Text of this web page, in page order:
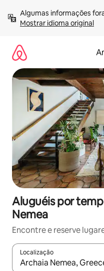
para
Mostrar idioma original
Aluguéis por
Nemea
Encontre e reserve
Localização
Quando os resultados